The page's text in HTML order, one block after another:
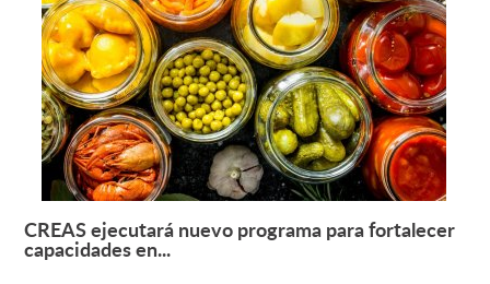
Leer más +
CREAS ejecutará nuevo programa para fortalecer
capacidades en...